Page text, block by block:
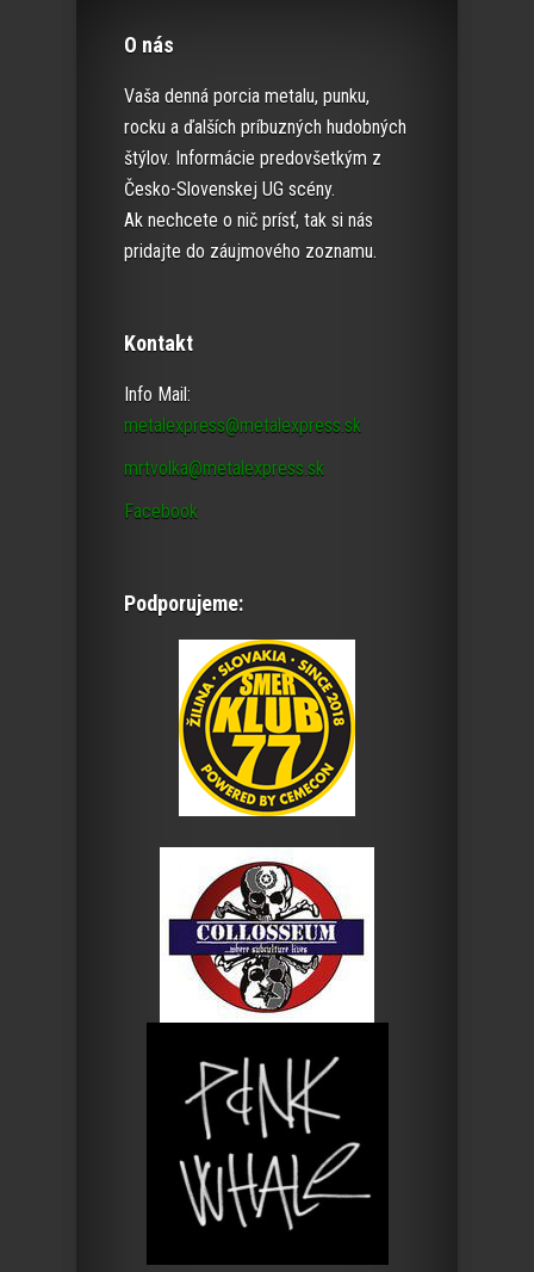
O nás
Vaša denná porcia metalu, punku,
rocku a ďalších príbuzných hudobných
štýlov. Informácie predovšetkým z
Česko-Slovenskej UG scény.
Ak nechcete o nič prísť, tak si nás
pridajte do záujmového zoznamu.
Kontakt
Info Mail:
metalexpress@metalexpress.sk
mrtvolka@metalexpress.sk
Facebook
Podporujeme: